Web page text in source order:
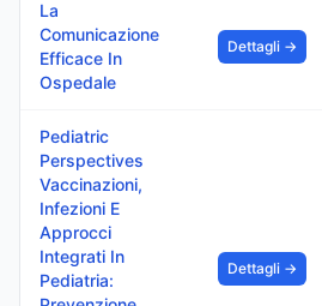
La
Comunicazione
Efficace In
Ospedale
Dettagli →
Pediatric
Perspectives
Vaccinazioni,
Infezioni E
Approcci
Integrati In
Pediatria:
Dettagli →